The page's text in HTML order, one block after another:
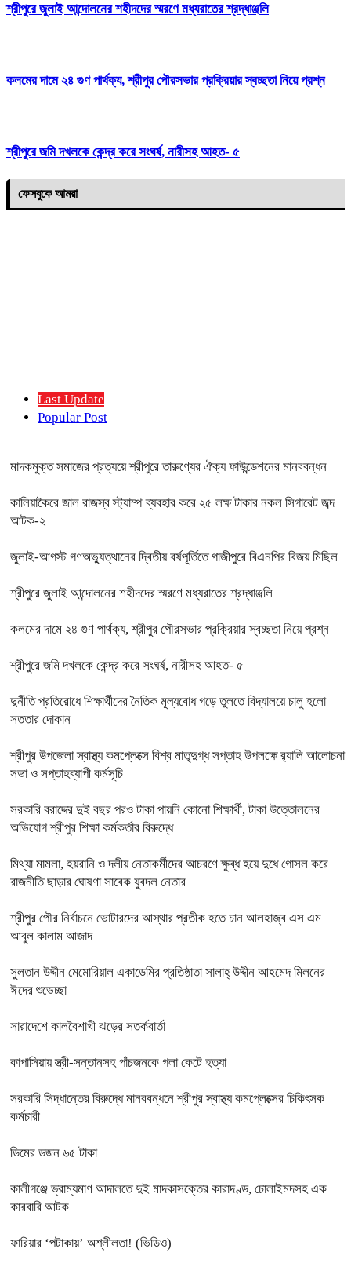
শ্রীপুরে জুলাই আন্দোলনের শহীদদের স্মরণে মধ্যরাতের শ্রদ্ধাঞ্জলি
কলমের দামে ২৪ গুণ পার্থক্য, শ্রীপুর পৌরসভার প্রক্রিয়ার স্বচ্ছতা নিয়ে প্রশ্ন
শ্রীপুরে জমি দখলকে কেন্দ্র করে সংঘর্ষ, নারীসহ আহত- ৫
ফেসবুকে আমরা
Last Update
Popular Post
মাদকমুক্ত সমাজের প্রত্যয়ে শ্রীপুরে তারুণ্যের ঐক্য ফাউন্ডেশনের মানববন্ধন
কালিয়াকৈরে জাল রাজস্ব স্ট্যাম্প ব্যবহার করে ২৫ লক্ষ টাকার নকল সিগারেট জব্দ
আটক-২
জুলাই-আগস্ট গণঅভ্যুত্থানের দ্বিতীয় বর্ষপূর্তিতে গাজীপুরে বিএনপির বিজয় মিছিল
শ্রীপুরে জুলাই আন্দোলনের শহীদদের স্মরণে মধ্যরাতের শ্রদ্ধাঞ্জলি
কলমের দামে ২৪ গুণ পার্থক্য, শ্রীপুর পৌরসভার প্রক্রিয়ার স্বচ্ছতা নিয়ে প্রশ্ন
শ্রীপুরে জমি দখলকে কেন্দ্র করে সংঘর্ষ, নারীসহ আহত- ৫
দুর্নীতি প্রতিরোধে শিক্ষার্থীদের নৈতিক মূল্যবোধ গড়ে তুলতে বিদ্যালয়ে চালু হলো
সততার দোকান
শ্রীপুর উপজেলা স্বাস্থ্য কমপ্লেক্সে বিশ্ব মাতৃদুগ্ধ সপ্তাহ উপলক্ষে র‍্যালি আলোচনা
সভা ও সপ্তাহব্যাপী কর্মসূচি
সরকারি বরাদ্দের দুই বছর পরও টাকা পায়নি কোনো শিক্ষার্থী, টাকা উত্তোলনের
অভিযোগ শ্রীপুর শিক্ষা কর্মকর্তার বিরুদ্ধে
মিথ্যা মামলা, হয়রানি ও দলীয় নেতাকর্মীদের আচরণে ক্ষুব্ধ হয়ে দুধে গোসল করে
রাজনীতি ছাড়ার ঘোষণা সাবেক যুবদল নেতার
শ্রীপুর পৌর নির্বাচনে ভোটারদের আস্থার প্রতীক হতে চান আলহাজ্ব এস এম
আবুল কালাম আজাদ
সুলতান উদ্দীন মেমোরিয়াল একাডেমির প্রতিষ্ঠাতা সালাহ্ উদ্দীন আহমেদ মিলনের
ঈদের শুভেচ্ছা
সারাদেশে কালবৈশাখী ঝড়ের সতর্কবার্তা
কাপাসিয়ায় স্ত্রী-সন্তানসহ পাঁচজনকে গলা কেটে হত্যা
সরকারি সিদ্ধান্তের বিরুদ্ধে মানববন্ধনে শ্রীপুর স্বাস্থ্য কমপ্লেক্সের চিকিৎসক
কর্মচারী
ডিমের ডজন ৬৫ টাকা
কালীগঞ্জে ভ্রাম্যমাণ আদালতে দুই মাদকাসক্তের কারাদণ্ড, চোলাইমদসহ এক
কারবারি আটক
ফারিয়ার ‘পটাকায়’ অশ্লীলতা! (ভিডিও)